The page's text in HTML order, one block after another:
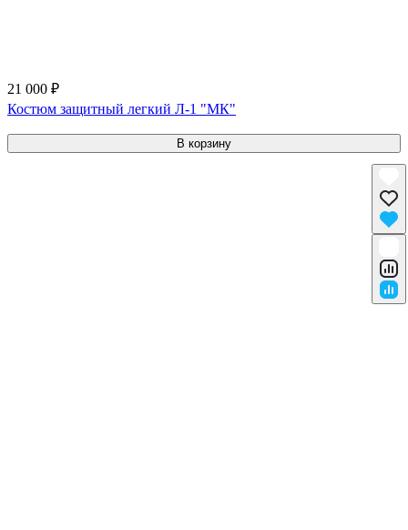
21 000 ₽
Костюм защитный легкий Л-1 "МК"
В корзину